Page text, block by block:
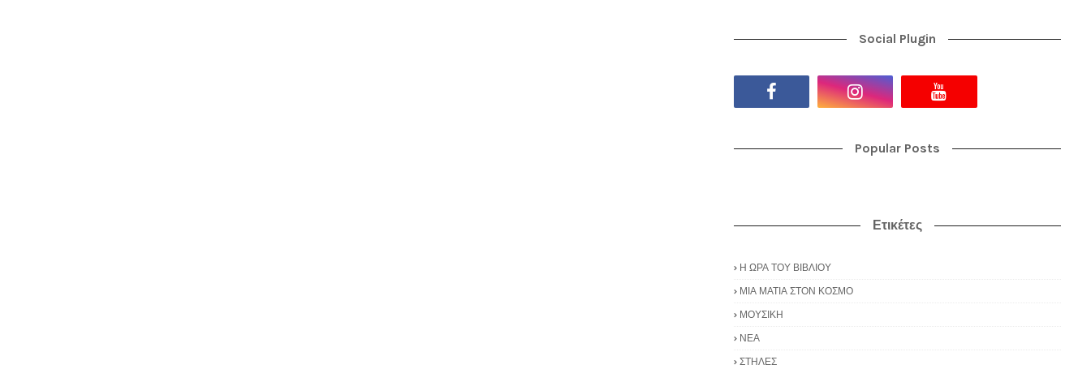
Social Plugin
Popular Posts
Ετικέτες
Η ΩΡΑ ΤΟΥ ΒΙΒΛΙΟΥ
ΜΙΑ ΜΑΤΙΑ ΣΤΟΝ ΚΟΣΜΟ
ΜΟΥΣΙΚΗ
ΝΕΑ
ΣΤΗΛΕΣ